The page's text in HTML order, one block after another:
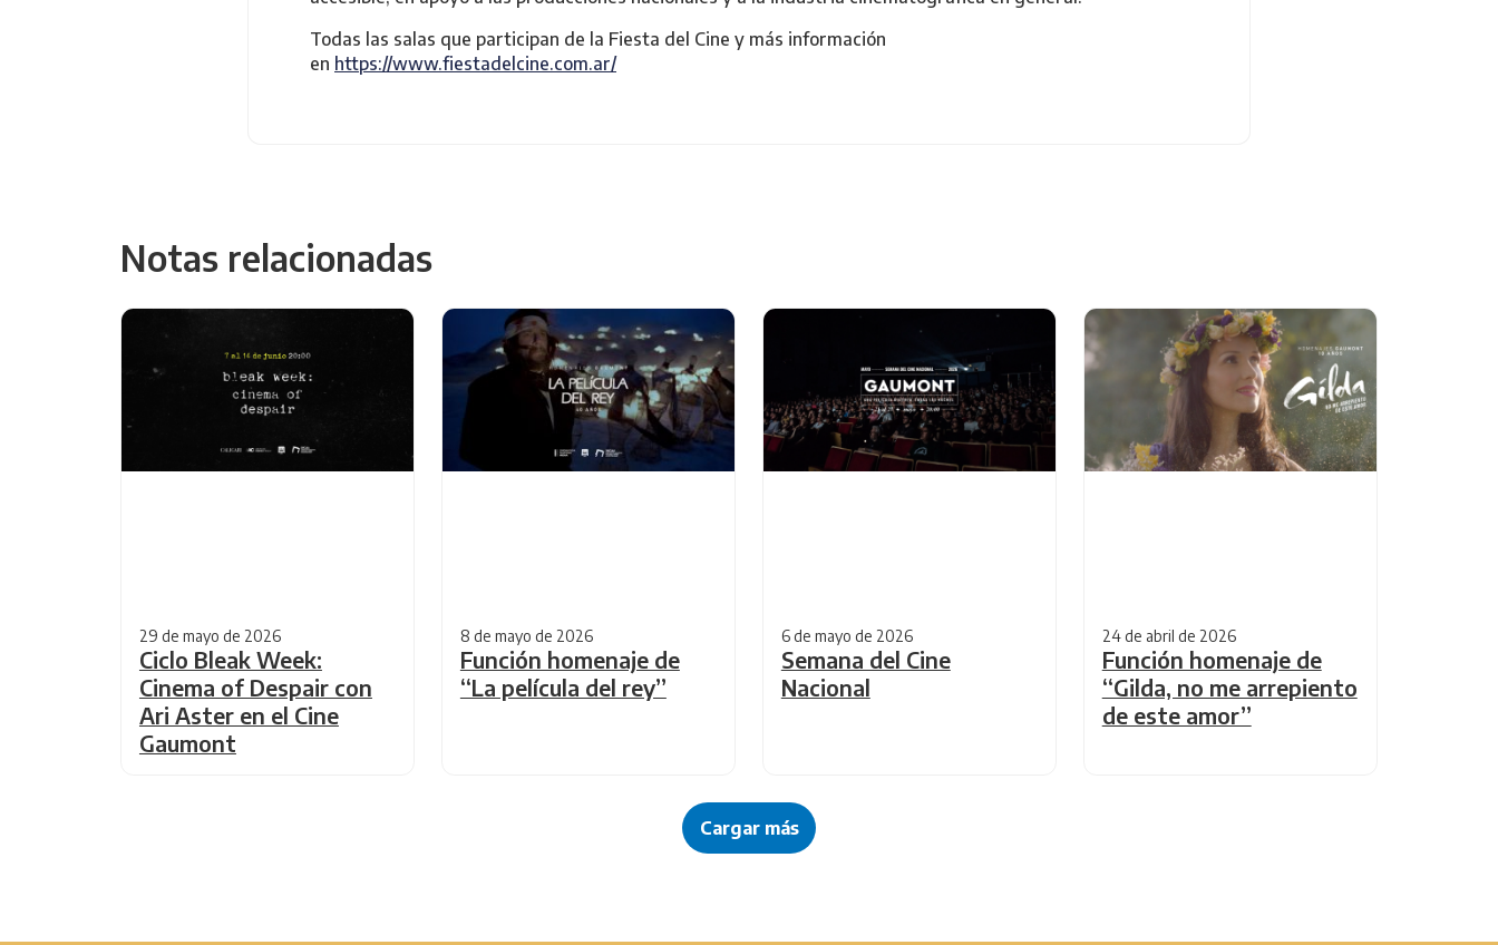
Todas las salas que participan de la Fiesta del Cine y más información
en https://www.fiestadelcine.com.ar/
Notas relacionadas
29 de mayo de 2026
Ciclo Bleak Week:
Cinema of Despair con
Ari Aster en el Cine
Gaumont
8 de mayo de 2026
Función homenaje de
“La película del rey”
6 de mayo de 2026
Semana del Cine
Nacional
24 de abril de 2026
Función homenaje de
“Gilda, no me arrepiento
de este amor”
Cargar más